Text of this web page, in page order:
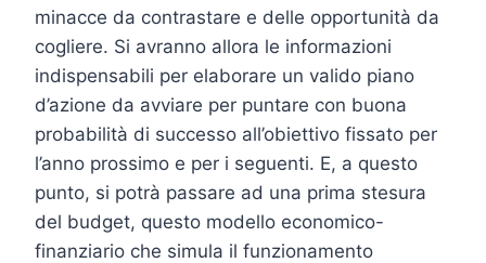
minacce da contrastare e delle opportunità da
cogliere. Si avranno allora le informazioni
indispensabili per elaborare un valido piano
d’azione da avviare per puntare con buona
probabilità di successo all’obiettivo fissato per
l’anno prossimo e per i seguenti. E, a questo
punto, si potrà passare ad una prima stesura
del budget, questo modello economico-
finanziario che simula il funzionamento